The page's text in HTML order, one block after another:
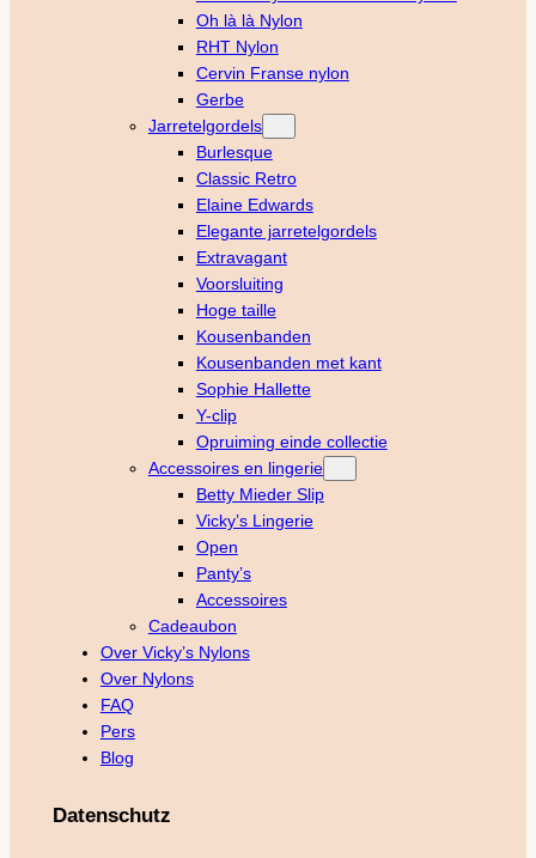
Oh là là Nylon
RHT Nylon
Cervin Franse nylon
Gerbe
Jarretelgordels
Burlesque
Classic Retro
Elaine Edwards
Elegante jarretelgordels
Extravagant
Voorsluiting
Hoge taille
Kousenbanden
Kousenbanden met kant
Sophie Hallette
Y-clip
Opruiming einde collectie
Accessoires en lingerie
Betty Mieder Slip
Vicky’s Lingerie
Open
Panty’s
Accessoires
Cadeaubon
Over Vicky’s Nylons
Over Nylons
FAQ
Pers
Blog
Datenschutz